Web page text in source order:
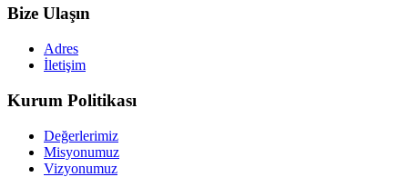
Bize Ulaşın
Adres
İletişim
Kurum Politikası
Değerlerimiz
Misyonumuz
Vizyonumuz